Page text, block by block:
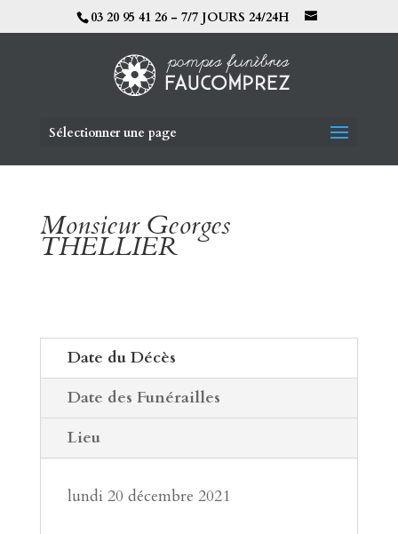
03 20 95 41 26 - 7/7 JOURS 24/24H
Sélectionner une page
Monsieur Georges
THELLIER
Date du Décès
Date des Funérailles
Lieu
lundi 20 décembre 2021